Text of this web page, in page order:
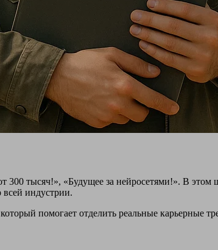
тысяч!», «Будущее за нейросетями!». В этом
всей индустрии.
помогает отделить реальные карьерные